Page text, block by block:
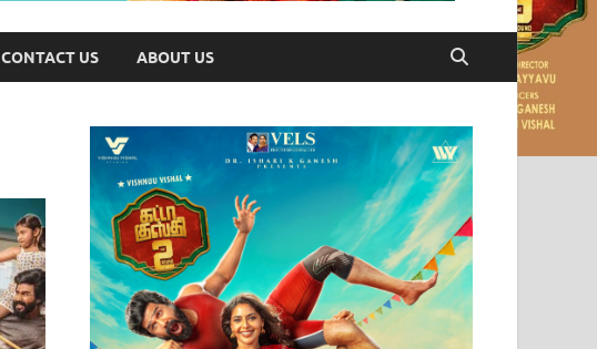
CONTACT US ABOUT US